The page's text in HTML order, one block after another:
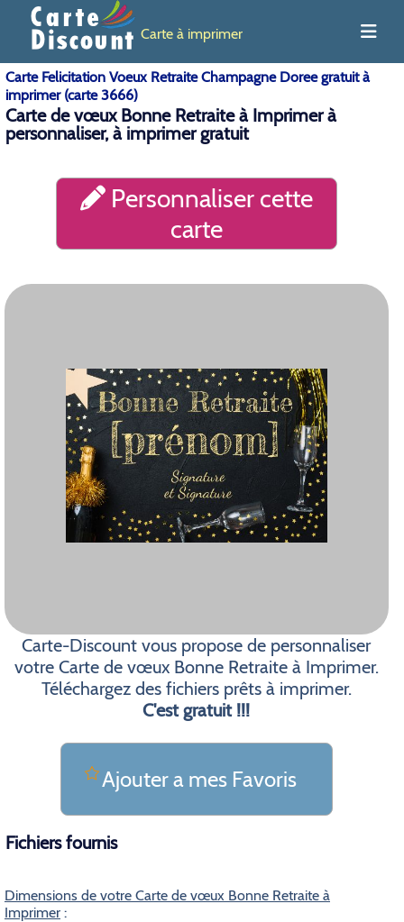
Carte à imprimer
Carte Felicitation Voeux Retraite Champagne Doree gratuit à
imprimer (carte 3666)
Carte de vœux Bonne Retraite à Imprimer à
personnaliser, à imprimer gratuit
Personnaliser cette
carte
Carte-Discount vous propose de personnaliser
votre Carte de vœux Bonne Retraite à Imprimer.
Téléchargez des fichiers prêts à imprimer.
C'est gratuit !!!
Ajouter a mes Favoris
Fichiers fournis
Dimensions de votre Carte de vœux Bonne Retraite à
Imprimer :